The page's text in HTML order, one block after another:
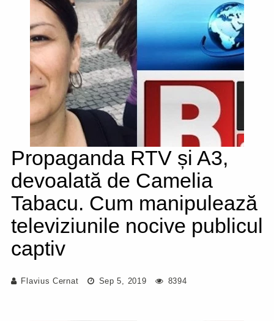
Propaganda RTV și A3,
devoalată de Camelia
Tabacu. Cum manipulează
televiziunile nocive publicul
captiv
Flavius Cernat Sep 5, 2019 8394